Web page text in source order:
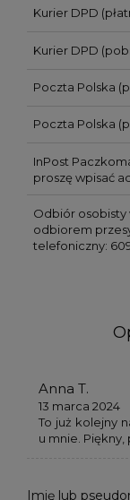
Kurier DPD
Kurier DPD
Poczta Polska
Poczta Polska
InPost
proszę wpisać
Odbiór osobisty
odbiorem
telefoniczny:
Anna T.
13 marca 2024
To już kolejny
u mnie. Piękny,
Imię lub